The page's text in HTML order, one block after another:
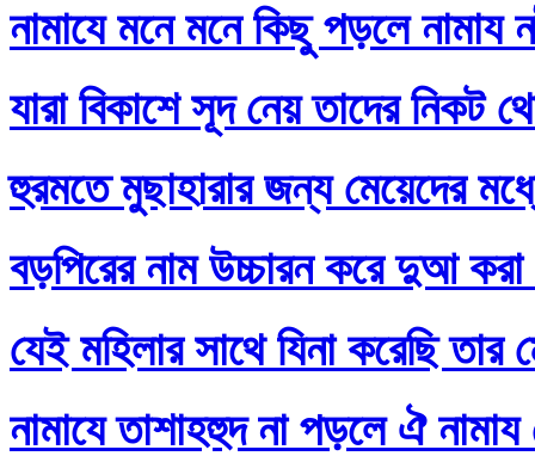
নামাযে মনে মনে কিছু পড়লে নামায
যারা বিকাশে সূদ নেয় তাদের নিকট
হুরমতে মুছাহারার জন্য মেয়েদের
বড়পিরের নাম উচ্চারন করে দুআ করা
যেই মহিলার সাথে যিনা করেছি তার
নামাযে তাশাহহুদ না পড়লে ঐ